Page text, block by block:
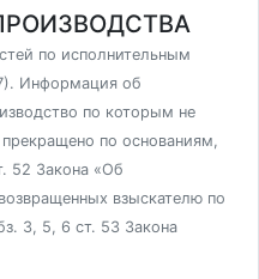
по исполнительным
Информация об
по которым не
по основаниям,
52 Закона «Об
взыскателю по
3, 5, 6 ст. 53 Закона